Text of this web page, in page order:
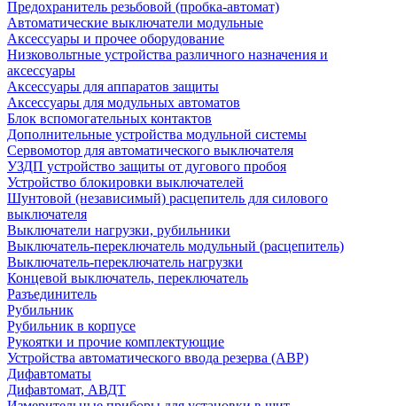
Предохранитель резьбовой (пробка-автомат)
Автоматические выключатели модульные
Аксессуары и прочее оборудование
Низковольтные устройства различного назначения и
аксессуары
Аксессуары для аппаратов защиты
Аксессуары для модульных автоматов
Блок вспомогательных контактов
Дополнительные устройства модульной системы
Сервомотор для автоматического выключателя
УЗДП устройство защиты от дугового пробоя
Устройство блокировки выключателей
Шунтовой (независимый) расцепитель для силового
выключателя
Выключатели нагрузки, рубильники
Выключатель-переключатель модульный (расцепитель)
Выключатель-переключатель нагрузки
Концевой выключатель, переключатель
Разъединитель
Рубильник
Рубильник в корпусе
Рукоятки и прочие комплектующие
Устройства автоматического ввода резерва (АВР)
Дифавтоматы
Дифавтомат, АВДТ